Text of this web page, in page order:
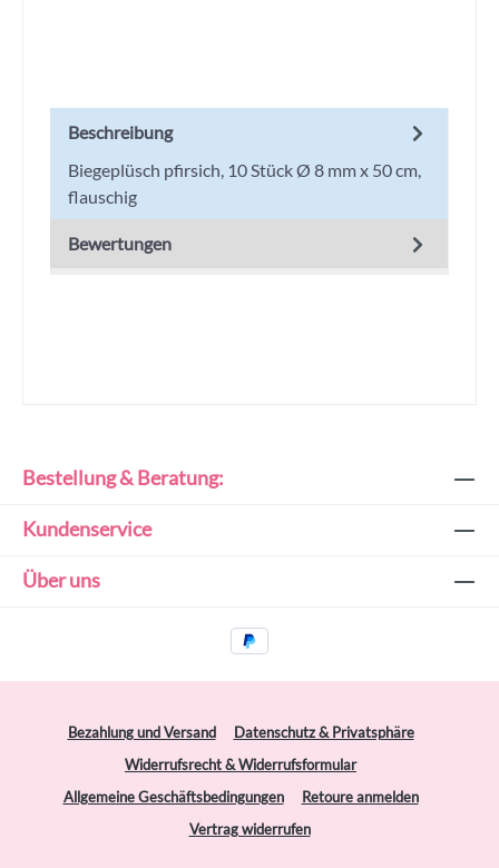
Beschreibung
Biegeplüsch pfirsich, 10 Stück Ø 8 mm x 50 cm,
flauschig
Bewertungen
Bestellung & Beratung:
Kundenservice
Über uns
Bezahlung und Versand
Datenschutz & Privatsphäre
Widerrufsrecht & Widerrufsformular
Allgemeine Geschäftsbedingungen
Retoure anmelden
Vertrag widerrufen